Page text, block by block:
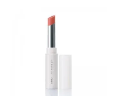
ジングは不要。通勤にも長時間のレ
ジャーにも、毎日手軽にお使いいた
アイテムは本来多くのオイルが必要
ですが、オルビス ミスターは少な
いオイル(*1)でも多くのUVカット成
分を抱え込む技術を採用しました。
さらに皮脂吸着パウダー(*2)も配